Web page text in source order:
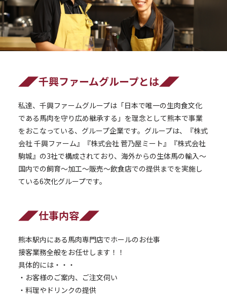
◢◤千興ファームグループとは◢◤
私達、千興ファームグループは「日本で唯一の生肉食文化
である馬肉を守り広め継承する」を理念として熊本で事業
をおこなっている、グループ企業です。グループは、『株式
会社 千興ファーム』『株式会社 菅乃屋ミート』『株式会社
駒城』の3社で構成されており、海外からの生体馬の輸入～
国内での飼育～加工～販売～飲食店での提供までを実施し
ている6次化グループです。
◢◤仕事内容◢◤
熊本駅内にある馬肉専門店でホールのお仕事
接客業務全般をお任せします！！
具体的には・・・
・お客様のご案内、ご注文伺い
・料理やドリンクの提供